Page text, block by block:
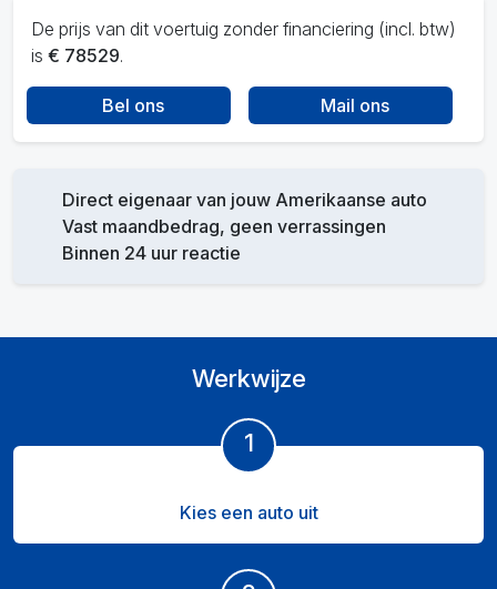
De prijs van dit voertuig zonder financiering (incl. btw)
is € 78529.
Bel ons Mail ons
Direct eigenaar van jouw Amerikaanse auto
Vast maandbedrag, geen verrassingen
Binnen 24 uur reactie
Werkwijze
1
Kies een auto uit